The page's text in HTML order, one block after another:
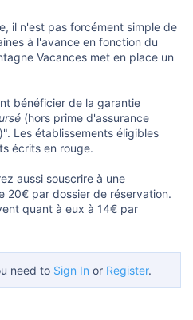
il n'est pas forcément simple de
à l'avance en fonction du
Vacances met en place un
bénéficier de la garantie
(hors prime d'assurance
Les établissements éligibles
écrits en rouge.
aussi souscrire à une
20€ par dossier de réservation.
quant à eux à 14€ par
need to Sign In or Register.